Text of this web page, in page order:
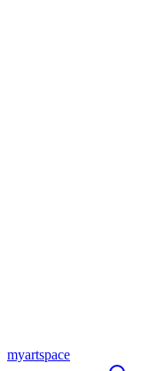
myartspace